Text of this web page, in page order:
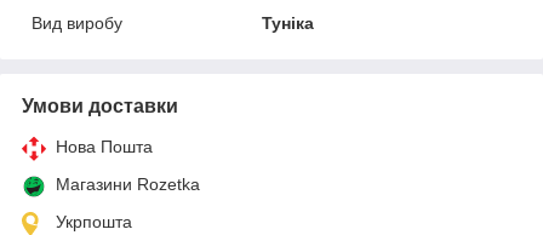
Вид виробу
Туніка
Умови доставки
Нова Пошта
Магазини Rozetka
Укрпошта